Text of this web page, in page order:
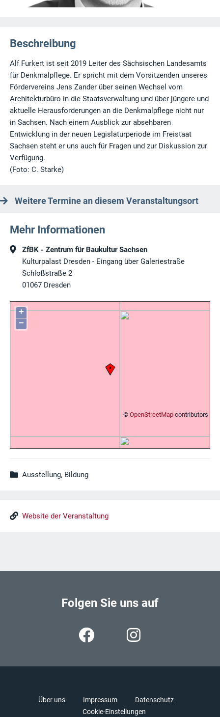
Beschreibung
Alf Furkert ist seit 2019 Leiter des Sächsischen Landesamts
für Denkmalpflege. Er spricht mit dem Vorsitzenden unseres
Fördervereins Jens Zander über seinen Wechsel vom
Architekturbüro in die Staatsverwaltung und über jüngere und
aktuelle Herausforderungen an die Denkmalpflege nicht nur
in Sachsen. Nach einem Ausblick zur absehbaren
Entwicklung in der neuen Legislaturperiode im Freistaat
Sachsen steht er uns auch für Fragen und zur Diskussion zur
Verfügung.
(Foto: C. Starke)
Weitere Termine an diesem Veranstaltungsort
Mehr Informationen
ZfBK - Zentrum für Baukultur Sachsen
Kulturpalast Dresden - Eingang über Galeriestraße
Schloßstraße 2
01067 Dresden
+
−
© OpenStreetMap contributors
Ausstellung, Bildung
Website der Veranstaltung
Folgen Sie uns auf
Über uns Impressum
Datenschutz
Cookie-Einstellungen